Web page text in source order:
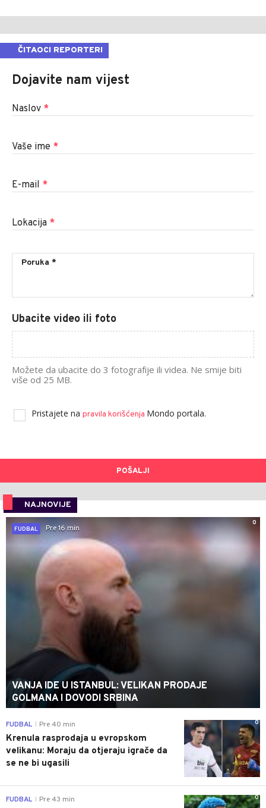
ČITAOCI REPORTERI
Dojavite nam vijest
Naslov *
Vaše ime *
E-mail *
Lokacija *
Ubacite video ili foto
Možete da ubacite do 3 fotografije ili videa. Ne smije biti
više od 25 MB.
Pristajete na pravila korišćenja Mondo portala.
POŠALJI
NAJNOVIJE
0
FUDBAL
Pre 16 min
VANJA IDE U ISTANBUL: VELIKAN PRODAJE
GOLMANA I DOVODI SRBINA
0
FUDBAL Pre 40 min
Krenula rasprodaja u evropskom
velikanu: Moraju da otjeraju igrače da
se ne bi ugasili
0
FUDBAL Pre 43 min